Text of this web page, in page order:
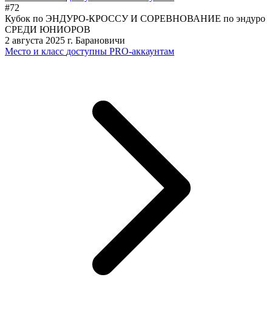
#72
Кубок по ЭНДУРО-КРОССУ И СОРЕВНОВАНИЕ по эндуро
СРЕДИ ЮНИОРОВ
2 августа 2025 г. Барановичи
Место и класс доступны PRO-аккаунтам